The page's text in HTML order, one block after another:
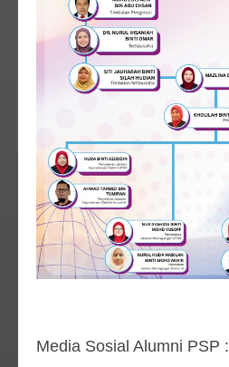
Media Sosial Alumni PSP :